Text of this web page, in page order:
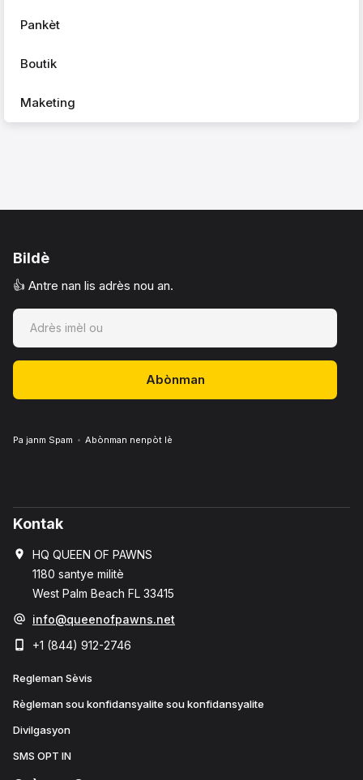
Pankèt
Boutik
Maketing
Kontak
HQ QUEEN OF PAWNS
1180 santye militè
West Palm Beach FL 33415
info@queenofpawns.net
+1 (844) 912-2746
Regleman Sèvis
Règleman sou konfidansyalite sou konfidansyalite
Divilgasyon
SMS OPT IN
Bildè
👍 Antre nan lis adrès nou an.
Pa janm Spam Abònman nenpòt lè